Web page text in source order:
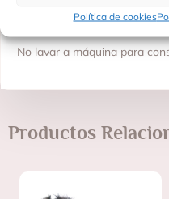
Política de cookies
textura y forma.
No lavar a máquina para
Productos